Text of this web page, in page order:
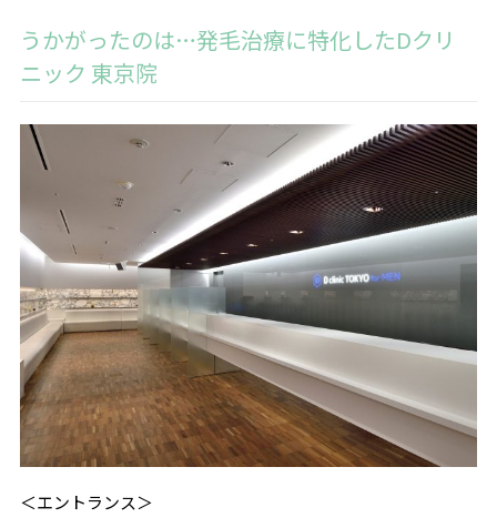
うかがったのは…発毛治療に特化したDクリ
ニック 東京院
＜エントランス＞